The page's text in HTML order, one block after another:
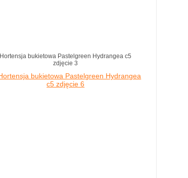
Hortensja bukietowa Pastelgreen Hydrangea c5
zdjęcie 3